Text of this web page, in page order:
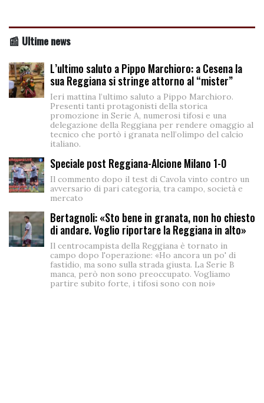
📰 Ultime news
L’ultimo saluto a Pippo Marchioro: a Cesena la
sua Reggiana si stringe attorno al “mister”
Ieri mattina l’ultimo saluto a Pippo Marchioro.
Presenti tanti protagonisti della storica
promozione in Serie A, numerosi tifosi e una
delegazione della Reggiana per rendere omaggio al
tecnico che portò i granata nell’olimpo del calcio
italiano.
Speciale post Reggiana-Alcione Milano 1-0
Il commento dopo il test di Cavola vinto contro un
avversario di pari categoria, tra campo, società e
mercato
Bertagnoli: «Sto bene in granata, non ho chiesto
di andare. Voglio riportare la Reggiana in alto»
Il centrocampista della Reggiana è tornato in
campo dopo l'operazione: «Ho ancora un po' di
fastidio, ma sono sulla strada giusta. La Serie B
manca, però non sono preoccupato. Vogliamo
partire subito forte, i tifosi sono con noi»